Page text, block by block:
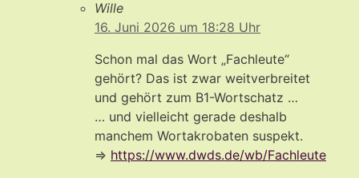
Wille
16. Juni 2026 um 18:28 Uhr
Schon mal das Wort „Fachleute“
gehört? Das ist zwar weitverbreitet
und gehört zum B1-Wortschatz …
… und vielleicht gerade deshalb
manchem Wortakrobaten suspekt.
=> https://www.dwds.de/wb/Fachleute